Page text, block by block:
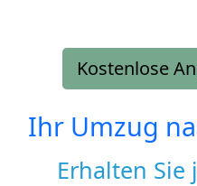
Kostenlose
Ihr Umzug
Erhalten